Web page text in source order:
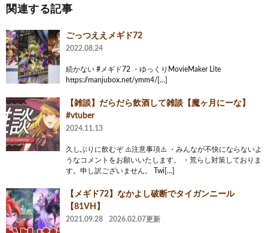
関連する記事
ごっつええメギド72
2022.08.24
続かない #メギド72 ・ゆっくりMovieMaker Lite
https://manjubox.net/ymm4/[…]
【雑談】だらだら飲酒して雑談【魔ヶ月にーな】
#vtuber
2024.11.13
久しぶりに飲むぞ ⚠️注意事項⚠️ ・みんなが不快にならないよ
うなコメントをお願いいたします。 ・荒らし対策しておりま
す。申し訳ございません。 Twi[…]
【メギド72】なかよし破断でタイガンニール
【81VH】
2021.09.28 2026.02.07更新